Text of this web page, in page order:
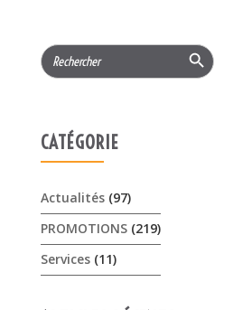
Search
for:
Search Button
CATÉGORIE
Actualités(97)
PROMOTIONS(219)
Services(11)